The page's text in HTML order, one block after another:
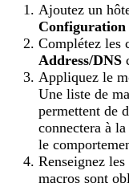
Ajoutez un
Configuration
Complétez les
Address/DNS
Appliquez le
Une liste de
permettent de
connectera à
le
Renseignez
macros sont